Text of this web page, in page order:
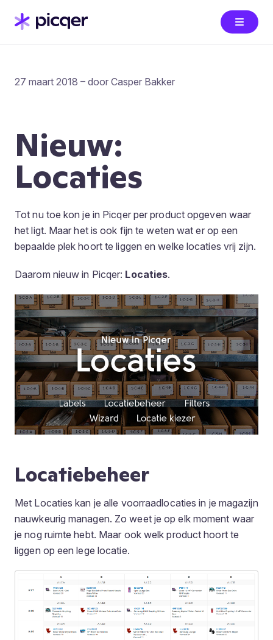
27 maart 2018 – door Casper Bakker
Nieuw:
Locaties
Tot nu toe kon je in Picqer per product opgeven waar
het ligt. Maar het is ook fijn te weten wat er op een
bepaalde plek hoort te liggen en welke locaties vrij zijn.
Daarom nieuw in Picqer: Locaties.
Locatiebeheer
Met Locaties kan je alle voorraadlocaties in je magazijn
nauwkeurig managen. Zo weet je op elk moment waar
je nog ruimte hebt. Maar ook welk product hoort te
liggen op een lege locatie.